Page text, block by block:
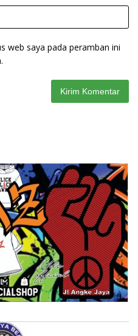
web saya pada peramban ini